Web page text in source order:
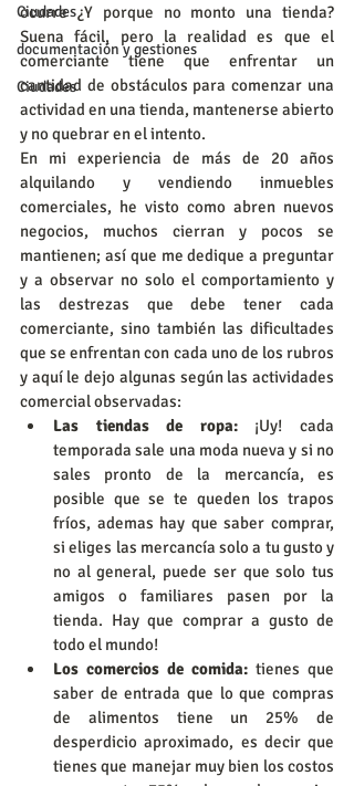
Ciudades
documentación y gestiones
Ciudades
ocurre ¿Y porque no monto una tienda?
Suena fácil, pero la realidad es que el
comerciante tiene que enfrentar un
cantidad de obstáculos para comenzar una
actividad en una tienda, mantenerse abierto
y no quebrar en el intento.
En mi experiencia de más de 20 años
alquilando y vendiendo inmuebles
comerciales, he visto como abren nuevos
negocios, muchos cierran y pocos se
mantienen; así que me dedique a preguntar
y a observar no solo el comportamiento y
las destrezas que debe tener cada
comerciante, sino también las dificultades
que se enfrentan con cada uno de los rubros
y aquí le dejo algunas según las actividades
comercial observadas:
Las tiendas de ropa: ¡Uy! cada
temporada sale una moda nueva y si no
sales pronto de la mercancía, es
posible que se te queden los trapos
fríos, ademas hay que saber comprar,
si eliges las mercancía solo a tu gusto y
no al general, puede ser que solo tus
amigos o familiares pasen por la
tienda. Hay que comprar a gusto de
todo el mundo!
Los comercios de comida: tienes que
saber de entrada que lo que compras
de alimentos tiene un 25% de
desperdicio aproximado, es decir que
tienes que manejar muy bien los costos